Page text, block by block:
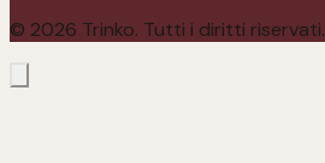
© 2026 Trinko. Tutti i diritti riservati.